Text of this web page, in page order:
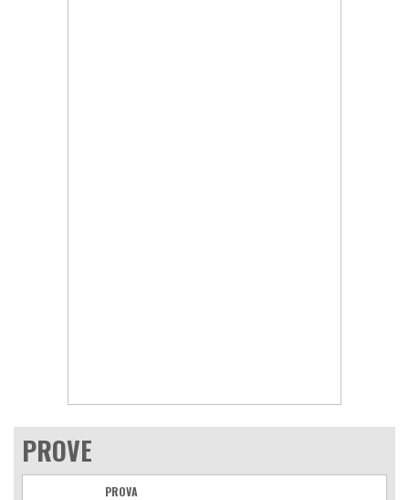
PROVE
PROVA